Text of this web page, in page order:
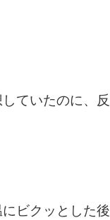
ていたのに、
ビクッとした